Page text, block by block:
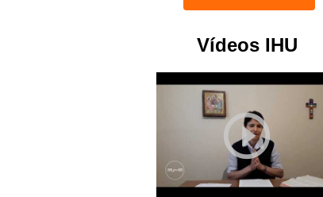
Vídeos IHU
play_circle_outline